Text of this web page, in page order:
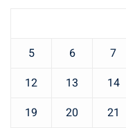
5
6 7
12
13 14
19
20 21